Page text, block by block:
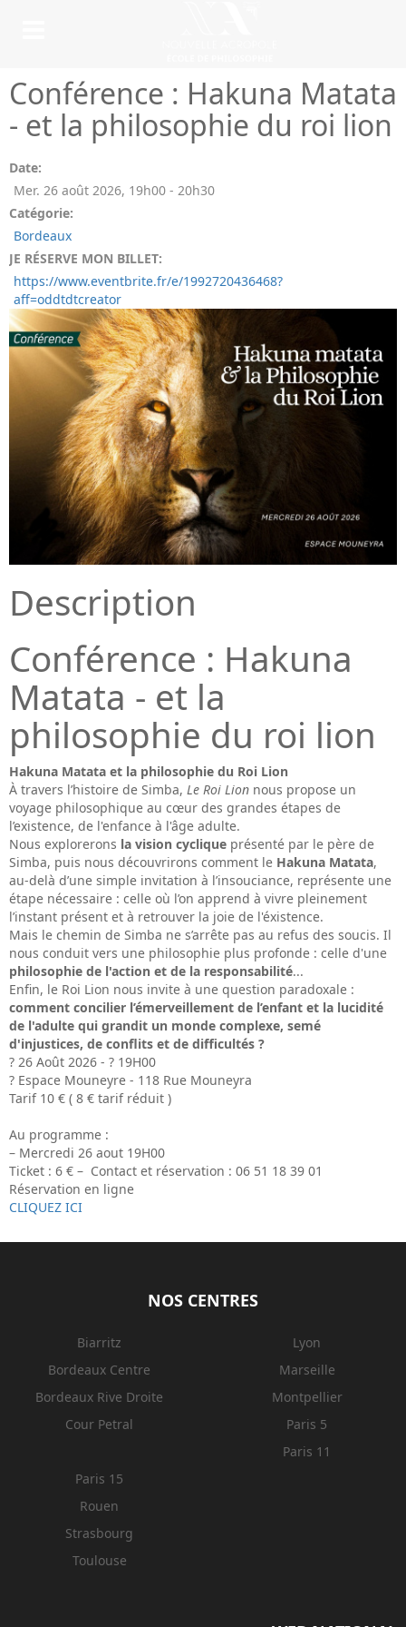
Conférence : Hakuna Matata
- et la philosophie du roi lion
Date:
Mer. 26 août 2026, 19h00 - 20h30
Catégorie:
Bordeaux
JE RÉSERVE MON BILLET:
https://www.eventbrite.fr/e/1992720436468?
aff=oddtdtcreator
Description
Conférence : Hakuna
Matata - et la
philosophie du roi lion
Hakuna Matata et la philosophie du Roi Lion
À travers l’histoire de Simba, Le Roi Lion nous propose un
voyage philosophique au cœur des grandes étapes de
l’existence, de l'enfance à l'âge adulte.
Nous explorerons la vision cyclique présenté par le père de
Simba, puis nous découvrirons comment le Hakuna Matata,
au-delà d’une simple invitation à l’insouciance, représente une
étape nécessaire : celle où l’on apprend à vivre pleinement
l’instant présent et à retrouver la joie de l'éxistence.
Mais le chemin de Simba ne s’arrête pas au refus des soucis. Il
nous conduit vers une philosophie plus profonde : celle d'une
philosophie de l'action et de la responsabilité...
Enfin, le Roi Lion nous invite à une question paradoxale :
comment concilier l’émerveillement de l’enfant et la lucidité
de l'adulte qui grandit un monde complexe, semé
d'injustices, de conflits et de difficultés ?
?️ 26 Août 2026 - ?️ 19H00
? Espace Mouneyre - 118 Rue Mouneyra
Tarif 10 € ( 8 € tarif réduit )
Au programme :
– Mercredi 26 aout 19H00
Ticket : 6 € – Contact et réservation : 06 51 18 39 01
Réservation en ligne
CLIQUEZ ICI
NOS CENTRES
Biarritz
Bordeaux Centre
Bordeaux Rive Droite
Cour Petral
Lyon
Marseille
Montpellier
Paris 5
Paris 11
Paris 15
Rouen
Strasbourg
Toulouse